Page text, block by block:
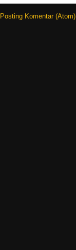
Posting Komentar (Atom)